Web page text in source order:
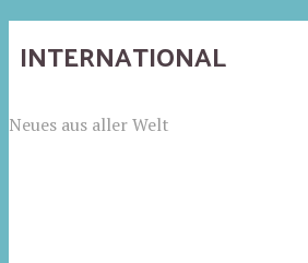
INTERNATIONAL
Neues aus aller Welt